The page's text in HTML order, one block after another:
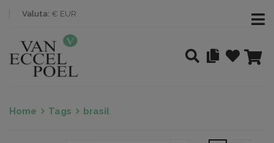
Valuta: € EUR
Home Tags brasil